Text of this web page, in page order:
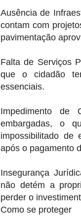
Ausência de
contam com
pavimentação
Falta de Serviços
que o cidadão
essenciais.
Impedimento de
embargadas, o
impossibilitado de
após o pagamento
Insegurança
não detém a
perder o
Como se proteger